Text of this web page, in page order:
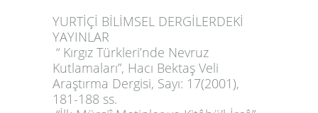
YURTİÇİ BİLİMSEL DERGİLERDEKİ
YAYINLAR
“ Kırgız Türkleri’nde Nevruz
Kutlamaları”, Hacı Bektaş Veli
Araştırma Dergisi, Sayı: 17(2001),
181-188 ss.